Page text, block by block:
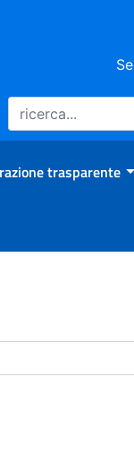
trasparente